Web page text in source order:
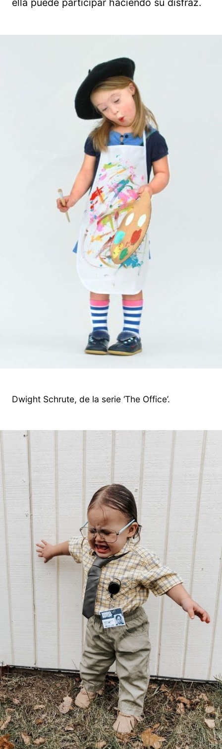
ella puede participar haciendo su disfraz.
Dwight Schrute, de la serie ‘The Office’.